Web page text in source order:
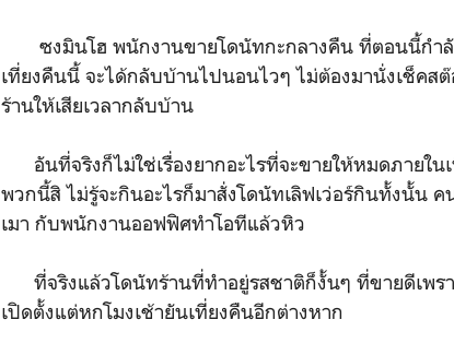
ซงมินโฮ พนักงานขายโดนัทกะกลางคืน ที่ตอนนี้กำลั
เที่ยงคืนนี้ จะได้กลับบ้านไปนอนไวๆ ไม่ต้องมานั่งเช็คส
ร้านให้เสียเวลากลับบ้าน
อันที่จริงก็ไม่ใช่เรื่องยากอะไรที่จะขายให้หมดภายใ
พวกนี้สิ ไม่รู้จะกินอะไรก็มาสั่งโดนัทเลิฟเว่อร์กินทั้งนั้น
เมา กับพนักงานออฟฟิศทำโอทีแล้วหิว
ที่จริงแล้วโดนัทร้านที่ทำอยู่รสชาติก็งั้นๆ ที่ขายดีเพรา
เปิดตั้งแต่หกโมงเช้ายันเที่ยงคืนอีกต่างหาก